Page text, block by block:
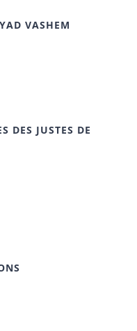
VASHEM
DES JUSTES DE